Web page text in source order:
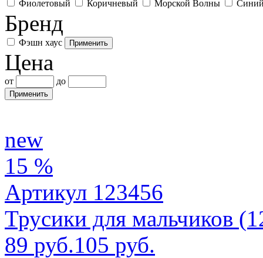
Фиолетовый Коричневый Морской Волны
Бренд
Фэшн хаус
Цена
от до
new
15 %
Артикул 123456
Трусики для мальчиков
89 руб.105 руб.